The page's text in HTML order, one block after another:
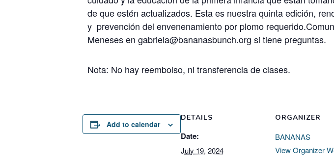
de que estén actualizados. Esta es nuestra quinta edición,
y prevención del envenenamiento por plomo
Meneses en gabriela@bananasbunch.org si tiene preguntas.
Nota: No hay reembolso, ni transferencia de clases.
Add to calendar
DETAILS
Date:
July 19, 2024
ORGANIZER
BANANAS
View Organizer